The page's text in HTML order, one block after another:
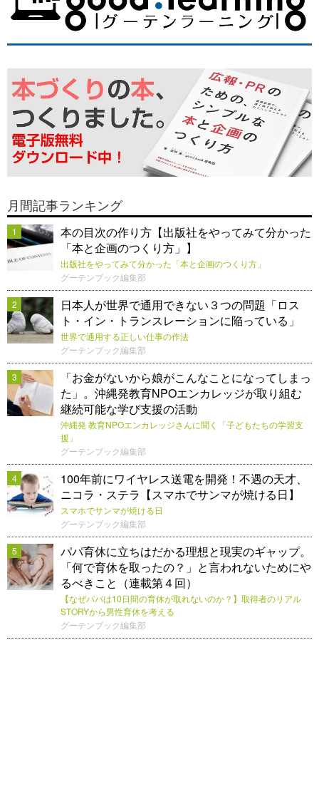
月間記事ランキング
1
本の目次の作り方【出版社をやってみて分かった
「本と企画のつくり方」】
出版社をやってみて分かった「本と企画のつくり方」
グーテンブック編集部
2
日本人が世界で通用できない３つの問題「ロス
ト・イン・トランスレーションに陥っている」
世界で通用する正しい仕事の作法
グーテンブック編集部
3
「お金がないから娘がこんなことになってしまっ
た」。沖縄発教育NPOエンカレッジが取り組む
継続可能な学び支援の活動
沖縄発 教育NPOエンカレッジさんに聞く「子どもたちの学習支
援」
グーテンブック編集部
4
100年前にワイヤレス送電を開発！不遇の天才、
ニコラ・ステラ【スマホでサンマが焼ける日】
スマホでサンマが焼ける日
グーテンブック編集部
5
パパ育休に立ちはだかる理想と現実のギャップ。
「何で育休を取ったの？」と言われないためにや
るべきこと（連載第４回）
【なぜパパは10日間の育休が取れないのか？】取得者のリアル
STORYから男性育休を考える
グーテンブック編集部